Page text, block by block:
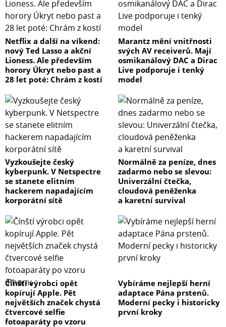
Netflix a další na víkend:
nový Ted Lasso a akční
Lioness. Ale především
horory Úkryt nebo past a
28 let poté: Chrám z kostí
Marantz mění vnitřnosti
svých AV receiverů. Mají
osmikanálový DAC a Dirac
Live podporuje i tenký
model
Vyzkoušejte český
kyberpunk. V Netspectre
se stanete elitním
hackerem napadajícím
korporátní sítě
Normálně za peníze, dnes
zadarmo nebo se slevou:
Univerzální čtečka,
cloudová peněženka
a karetní survival
Čínští výrobci opět
kopírují Apple. Pět
největších značek chystá
čtvercové selfie
fotoaparáty po vzoru
Vybíráme nejlepší herní
adaptace Pána prstenů.
Moderní pecky i historicky
první kroky